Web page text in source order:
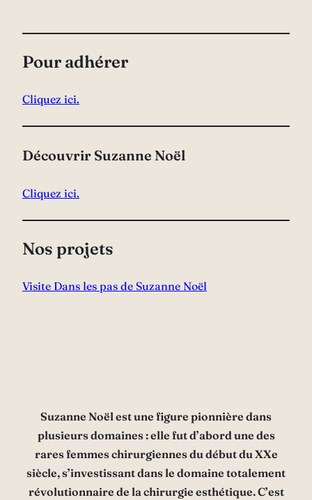
Pour adhérer
Cliquez ici.
Découvrir Suzanne Noël
Cliquez ici.
Nos projets
Visite Dans les pas de Suzanne Noël
Suzanne Noël est une figure pionnière dans
plusieurs domaines : elle fut d’abord une des
rares femmes chirurgiennes du début du XXe
siècle, s’investissant dans le domaine totalement
révolutionnaire de la chirurgie esthétique. C’est